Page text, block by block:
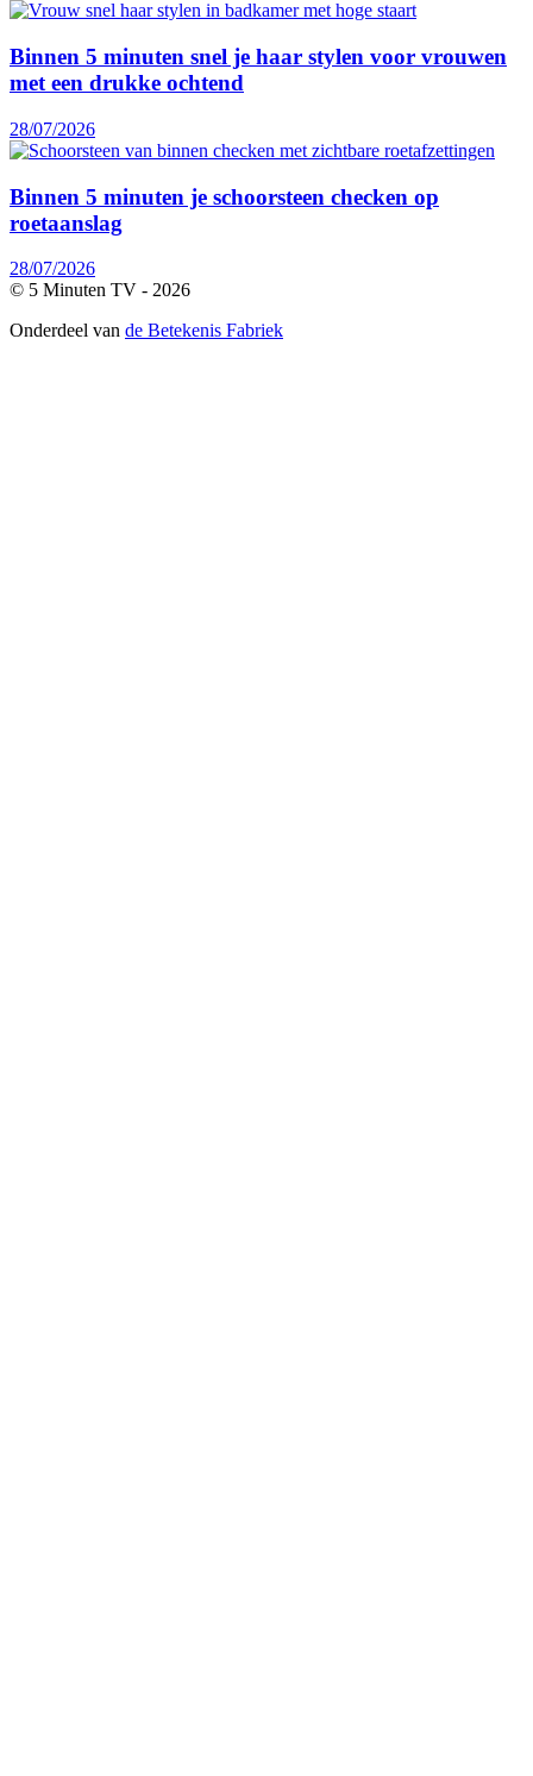
Binnen 5 minuten snel je haar stylen voor vrouwen
met een drukke ochtend
28/07/2026
Binnen 5 minuten je schoorsteen checken op
roetaanslag
28/07/2026
© 5 Minuten TV - 2026
Onderdeel van de Betekenis Fabriek